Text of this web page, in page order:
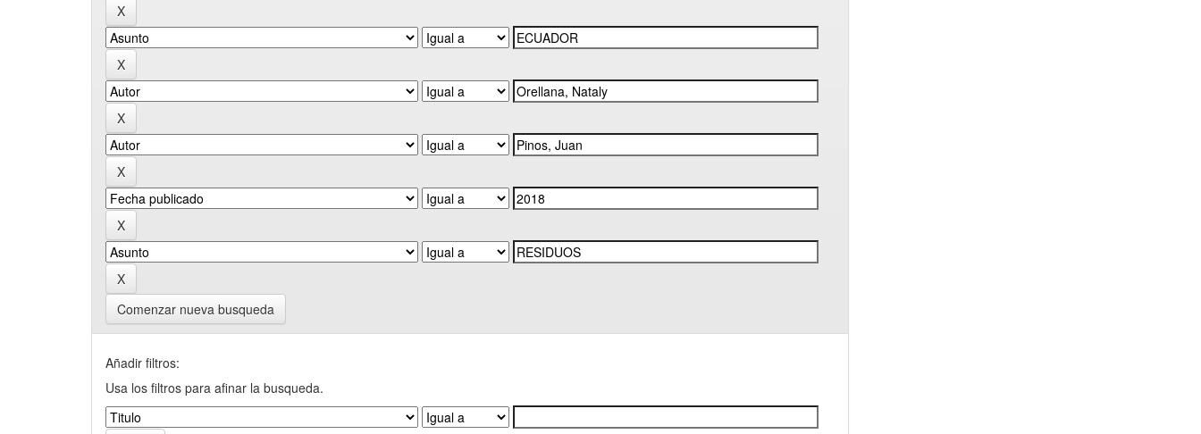
Comenzar nueva busqueda
Añadir filtros:
Usa los filtros para afinar la busqueda.